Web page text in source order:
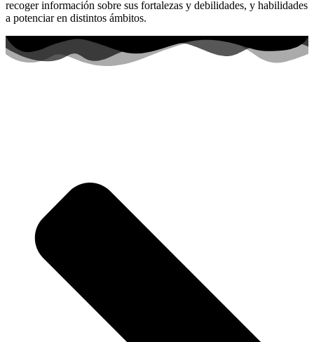
recoger información sobre sus fortalezas y debilidades, y habilidades
a potenciar en distintos ámbitos.